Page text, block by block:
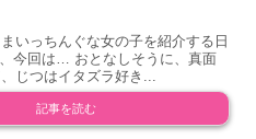
いっちんぐな女の子を紹介する日
今回は… おとなしそうに、真面
じつはイタズラ好き...
記事を読む